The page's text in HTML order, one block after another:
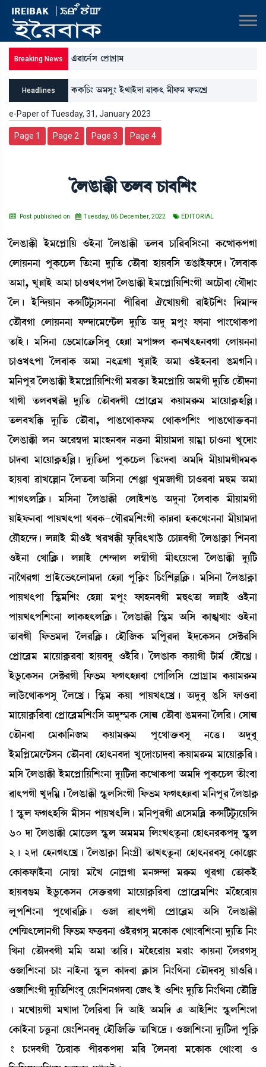
Breaking News &¯àì>¢Î ëšøàNøà³
Headlines A¡A¡[W¡} "³Îå} Òü=àÒüƒà ¯àA¡; ³ãó¡³ ó¡³ìJø
e-Paper of Tuesday, 31, January 2023
Page 1 Page 2 Page 3 Page 4
íºR¡àB¡ã t¡º¤ W¡à¤[Å}
Post published on Tuesday, 06 December, 2022 EDITORIAL
íºR¡àB¡ã Òü³ìšÃà[Ú *Òü>à íºR¡àB¡ã t¡º¤ W¡à[¹¤[Î}>à A¡ìxàA¡šKà
ëºàÚ>>à šåA¡ìW¡º [t¡}>à ƒå¸[t¡ ët¡ï¤à ÒàÚ¤[Î t¡R¡àÒüó¡ìƒ¡ú íº¤àA¡
"³à, JåÄàÒü "³à W¡à*J;šƒà íºR¡àB¡ã Òü³ìšÃà[Ú[Å}Kã "ìW¡ï¤à ë=ïƒà}
íº¡ú Òü[@ƒÚà> A¡X[i¡iå¡¸Î>>à šã[¹¤à 'ìJàÚKã ¹àÒüi¡[Å} [ƒ³à@ƒ
ët¡ï¤Kà ëºàÚ>>à ó¡@ƒàì³ì@i¡º ƒå¸[t¡ "ƒå ³šå} ó¡à>à šà}ì=àA¡šà
t¡àÒü¡ú ³[Î>à ël¡ì³àìyû¡[Î¤å ëÒÄà ³šàUº A¡>J;Ò>¤Kà ëºàÚ>>à
W¡à*J;šà íº¤àA¡ "³à >;yKà JåÄàÒü "³à *ÒüÒ>¤à R¡³K[>¡ú
³[>šå¹ íºR¡àB¡ã Òü³ìšÃà[Ú[Å}Kã ³¹v¡û¡à Òü³ìšÃà[Ú "³Kã ƒå¸[t¡ ët¡ïƒ>à
=àKã t¡º¤JB¡ã ƒå¸[t¡ ët¡ï¤ƒKã ëšøàì¤Ã³ A¡Úà³¹ç¡³ ³àìÚàA¥¡Ò[À¡ú
t¡º¤J[B¡ ƒå¸[t¡ ët¡ï¤à, šàR¡ì=àA¡ó¡³ ë=àA¡š[Å} šàR¡ì=àv¡û¡¤>à
íºR¡àB¡ã º> "ì¹´¬ƒà ³à}Ò>¤ƒ >v¡>à ³ãÚà³ƒà Úà³¥à W¡à*>à Jåìƒà}
W¡àƒ¤à ³àìÚàA¥¡Ò[À¡ú ƒå¸[t¡ƒà šåA¡ìW¡º [t¡}ƒ¤à "³[ƒ ³ãÚà³Kãƒ³A¡
ÒàÚ¤à ¯àJìÀà> íºt¡¤à "[Î>à ëÅgà =å³\àKã W¡à*¹¤à ³×³ "³à
ÅàK;º[AÃ¡¡ú ³[Î>à íºR¡àB¡ã ëºàÒüÅR¡ "ƒå>à íº¤àA¡ ³ãÚà³Kã
ÚàÒüó¡>¤à šàÚJ;šà =¤A¡-ë=ï¹³[Å}Kã A¡àÄ¤à ÒA¡ì=}>>à ³ãÚà³ƒà
ëÚïÒì@ƒ¡ú ºÄàÒü ³ã*Òü J¹JB¡ã óå¡[¹;Jàl¡ü ëW¡àÄ¤Kã íºR¡àA¥¡à [Å>¤à
*Òü>à ë=à[AÃ¡¡ú ºÄàÒü ëÅ@ƒàº º´¬ãKã ³ã;ìÚ}ƒà íºR¡àB¡ã ƒå¸[i¡
>àî=¹Kà šøàÒüì®¡;ìºà³ƒà ëÒÄà šè[A¥¡} [W¡}[ÅÀ[AÃ¡¡ú ³[Î>à íºR¡àA¥¡à
šàÚJ;šà [ÑHþ³[Å} ëÒÄà ³šå} ó¡àÒ>¤Kã ³×;t¡à ºÄàÒü *Òü>à
šàÚJ;š[Å}>à ºàA¡Ò;º[AÃ¡¡ú íºR¡àB¡ã [ÑHþ³ "[Î A¡àT=à} *Òü>à
t¡à¤Kã [ó¡®¡³ƒà íº¹[AÃ¡¡ú ëÒï[\A¡ ³[šå¹ƒà ÒüƒìA¡Î> ëÎC¡¹[Î
ëšøàì¤Ã³ ³àìÚàA¥¡¹¤à ÒàÚ¤ƒå *Òü[¹¡ú íºR¡àA¡ A¡ÚàKã i¡à³¢ ëÒïìJø¡ú
Òülå¡ìA¡Î> ëÎC¡¹Kã [ó¡®¡³ ó¡K;ÒÄ¤à ëšà[º[Î ëšøàNøà³ A¡Úà³¹ç¡³
ºàl¡üì=àA¡šÎå íºìJø¡ú [ÑHþ³ A¡Úà šàÚJ;ìJø¡ú "ƒå¤å R¡[Î ó¡à*¤à
³àìÚàA¥¡[¹¤à ëšøàì¤Ã³[Å}[Î "ƒå´¶A¡ ëÎà¾ ët¡ï¤à R¡³ƒ>à íº[¹¡ú ëÎà¾
ët¡ï>¤à ë³A¡à[>\³ A¡Úà³¹ç¡³ šåì=àv¡û¡¤Îå >ìv¡¡ú "ƒå¤å
Òü³[šÃì³ì@i¡Î> ët¡ï>¤à ëÒà;>¤ƒà Jåìƒà}W¡àƒ¤à A¡Úà³¹ç¡³ ³àìÚàA¥¡[¹¡ú
³[Î íºR¡àB¡ã Òü³ìšÃà[Ú[Å}>à ƒå¸[i¡ƒà A¡ìxàA¡šà "³[ƒ šåA¡ìW¡º t¡ã}¤à
¯à;šKã Jåƒ[³¥¡ú íºR¡àB¡ã ÑHåþº[Î}Kã [ó¡®¡³ ó¡K;ÒÄ¤à ³[>šå¹ íºR¡àA¥
¡à ÑHåþº ó¡K;Ò[X ³ãÎ> šàÚJ;[º¡ú ³[>šå¹Kã &ìÎ³[¤Ã A¡X[i¡iå¡¸ìÚ[X
60 ƒà íºR¡àB¡ã ë³àìl¡º ÑHåþº "³³³ [º}J;tå¡>à ëÒà;>¹A¡šƒå ÑHåþº
2¡ú 2ƒà ëÒ>K;ìJø¡ú íºR¡àA¥¡à [>}Nøã t¡àJ;tå¡>à ëÒà;>¹¤Îå ëA¡àìg}
ëA¡àA¡ó¡àÒü>à ë>à´¬à ³îJ ë>à´ÃKà ³>U@ƒà ³¹ç¡³ =å¹Kà ët¡àA¡Òü
ÒàÚ¤P¡³ Òülå¡ìA¡Î> ëÎv¡û¡¹Kà ³àìÚàA¥¡[¹¤à ëšøàì¤Ã³[Å} ³íÒì¹àÚ
ºåš[Å}>à šåì=à¹[AÃ¡¡ú *\à ¯à;šKã ëšøàì¤Ã³ "[Î íºR¡àB¡ã
ëÅ[@µ;ìºà>Kã [ó¡®¡³ ó¡v¡¤>à *Òü¹KÎå ³ìA¡àA¡ ë=à}¤[Å}>à ƒå¸[t¡ [>}
[=>à ët¡ïƒ¤Kã ³[³ "³à t¡à[¹¡ú ³îÒì¹àÚ ³¹à} A¡àÚ>à íº¹KÎå
*\à[Å}>à W¡à} >àÒü>à ÑHåþº A¡àƒ¤à AÃ¡àÎ [>}[=>à ët¡ïƒ¤Îå Úà*[¹¡ú
*\à[Å}Kã ƒå¸[t¡[Å}¤å ëÚ}[Å>Kƒ¤à ë\; Òü *[Å} ƒå¸[t¡ [>}[=>à ët¡ï[‰
¡ú ³ìJàÚKã ³Jàƒà íº[¹¤à [ƒ "àÒü "³[ƒ & "àÒü[Å} ÑHåþº[Å}ƒà
ëA¡àÒü>à W¡vå¡>à ëÚ}[Å>¤ƒå ëÒï[\[v¡û¡ t¡à[Jì‰¡ú *\à[Å}>à ƒå¸[i¡ƒà šè[A¥
¡} W¡}ƒ¤Kã íW¡¹àA¡ šã¹A¡šƒà ³[¹ íº>¤à ³ìA¡àA¡ ë=à}¤à *